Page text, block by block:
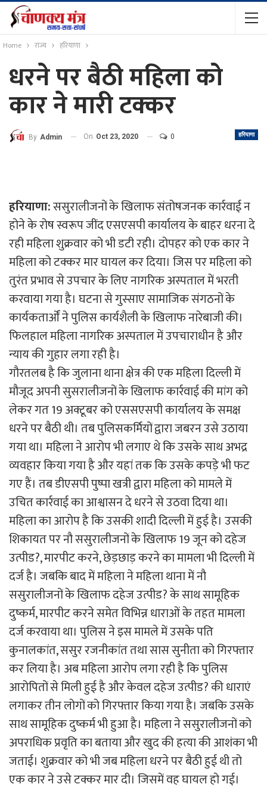
Home राज्य हरियाणा
धरने पर बैठी महिला को
कार ने मारी टक्कर
हरियाणा
By Admin On Oct 23, 2020 0
हरियाणा:ससुरालीजनों के खिलाफ संतोषजनक कार्रवाई न
होने के रोष स्वरूप जींद एसएसपी कार्यालय के बाहर धरना दे
रही महिला शुक्रवार को भी डटी रही। दोपहर को एक कार ने
महिला को टक्कर मार घायल कर दिया। जिस पर महिला को
तुरंत प्रभाव से उपचार के लिए नागरिक अस्पताल में भरती
करवाया गया है। घटना से गुस्साए सामाजिक संगठनों के
कार्यकतार्ओं ने पुलिस कार्यशैली के खिलाफ नारेबाजी की।
फिलहाल महिला नागरिक अस्पताल में उपचाराधीन है और
न्याय की गुहार लगा रही है।
गौरतलब है कि जुलाना थाना क्षेत्र की एक महिला दिल्ली में
मौजूद अपनी सुसरालीजनों के खिलाफ कार्रवाई की मांग को
लेकर गत 19 अक्टूबर को एससएसपी कार्यालय के समक्ष
धरने पर बैठी थी। तब पुलिसकर्मियों द्वारा जबरन उसे उठाया
गया था। महिला ने आरोप भी लगाए थे कि उसके साथ अभद्र
व्यवहार किया गया है और यहां तक कि उसके कपड़े भी फट
गए हैं। तब डीएसपी पुष्पा खत्री द्वारा महिला को मामले में
उचित कार्रवाई का आश्वासन दे धरने से उठवा दिया था।
महिला का आरोप है कि उसकी शादी दिल्ली में हुई है। उसकी
शिकायत पर नौ ससुरालीजनों के खिलाफ 19 जून को दहेज
उत्पीड?, मारपीट करने, छेड़छाड़ करने का मामला भी दिल्ली में
दर्ज है। जबकि बाद में महिला ने महिला थाना में नौ
ससुरालीजनों के खिलाफ दहेज उत्पीड? के साथ सामूहिक
दुष्कर्म, मारपीट करने समेत विभिन्न धाराओं के तहत मामला
दर्ज करवाया था। पुलिस ने इस मामले में उसके पति
कुनालकांत, ससुर रजनीकांत तथा सास सुनीता को गिरफ्तार
कर लिया है। अब महिला आरोप लगा रही है कि पुलिस
आरोपितों से मिली हुई है और केवल दहेज उत्पीड? की धाराएं
लगाकर तीन लोगों को गिरफ्तार किया गया है। जबकि उसके
साथ सामूहिक दुष्कर्म भी हुआ है। महिला ने ससुरालीजनों को
अपराधिक प्रवृति का बताया और खुद की हत्या की आशंका भी
जताई। शुक्रवार को भी जब महिला धरने पर बैठी हुई थी तो
एक कार ने उसे टक्कर मार दी। जिसमें वह घायल हो गई।